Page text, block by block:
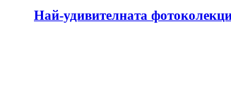
Най-удивителната